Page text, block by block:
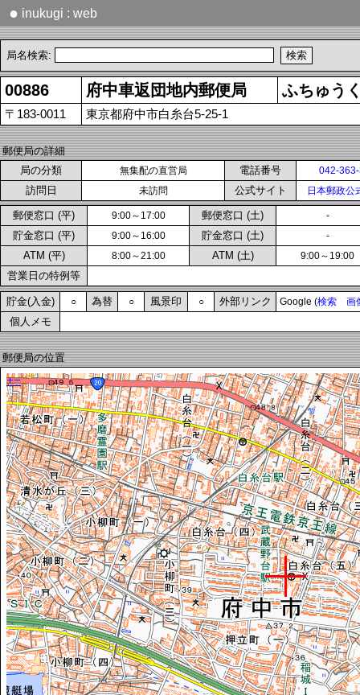
● inukugi : web
局名検索:
00886 府中車返団地内郵便局 ふちゅう
〒183-0011 東京都府中市白糸台5-25-1
郵便局の詳細
局の分類
無集配の直営局 電話番号 042-
訪問日 未訪問 公式サイト 日本郵政公
郵便窓口 (平) 9:00～17:00 郵便窓口 (土) -
貯金窓口 (平) 9:00～16:00 貯金窓口 (土) -
ATM (平) 8:00～21:00 ATM (土) 9:00～19:00
営業日の特例等
貯金(入金) ○ 為替 ○ 風景印 ○ 外部リンク Google (検索 画
個人メモ
郵便局の位置